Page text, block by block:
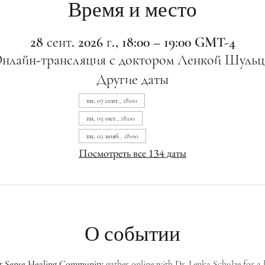
Время и место
28 сент. 2026 г., 18:00 – 19:00 GMT-4
трансляция с доктором Ленкой
Другие даты
пн, 07 сент., 18:00
пн, 05 окт., 18:00
пн, 02 нояб., 18:00
Посмотреть все 134 даты
О событии